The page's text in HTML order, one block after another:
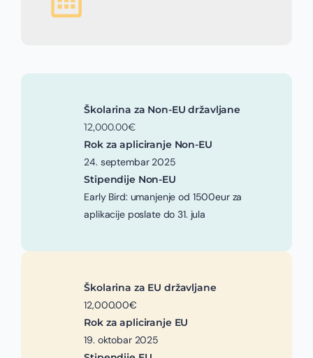
Školarina za Non-EU državljane
12,000.00€
Rok za apliciranje Non-EU
24. septembar 2025
Stipendije Non-EU
Early Bird: umanjenje od 1500eur za
aplikacije poslate do 31. jula
Školarina za EU državljane
12,000.00€
Rok za apliciranje EU
19. oktobar 2025